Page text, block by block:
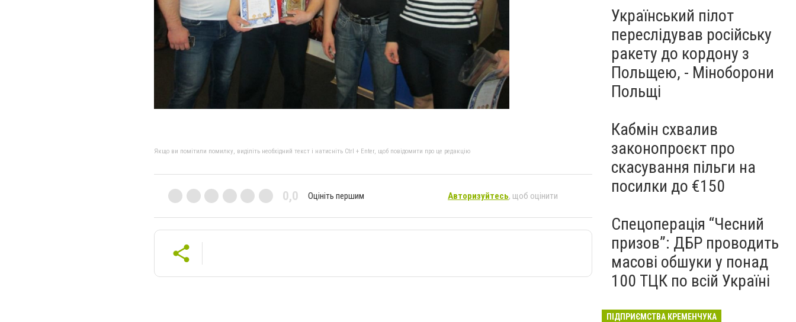
Якщо ви помітили помилку, виділіть необхідний текст і натисніть Ctrl + Enter, щоб повідомити про це редакцію
0,0 Оцініть першим Авторизуйтесь, щоб оцінити
Український пілот
переслідував російську
ракету до кордону з
Польщею, - Міноборони
Польщі
Кабмін схвалив
законопроєкт про
скасування пільги на
посилки до €150
Спецоперація “Чесний
призов”: ДБР проводить
масові обшуки у понад
100 ТЦК по всій Україні
ПІДПРИЄМСТВА КРЕМЕНЧУКА